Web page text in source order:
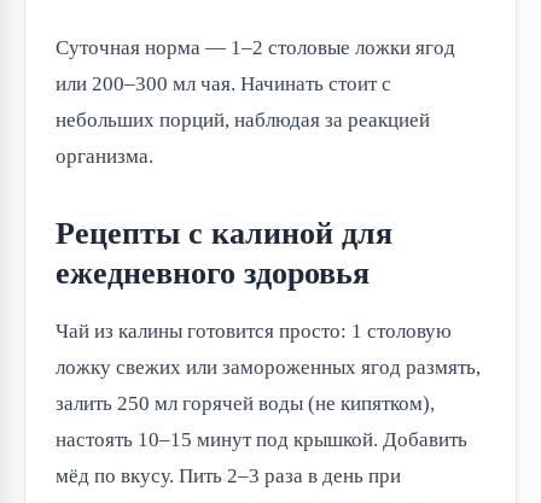
Суточная норма — 1–2 столовые ложки ягод
или 200–300 мл чая. Начинать стоит с
небольших порций, наблюдая за реакцией
организма.
Рецепты с калиной для
ежедневного здоровья
Чай из калины готовится просто: 1 столовую
ложку свежих или замороженных ягод размять,
залить 250 мл горячей воды (не кипятком),
настоять 10–15 минут под крышкой. Добавить
мёд по вкусу. Пить 2–3 раза в день при